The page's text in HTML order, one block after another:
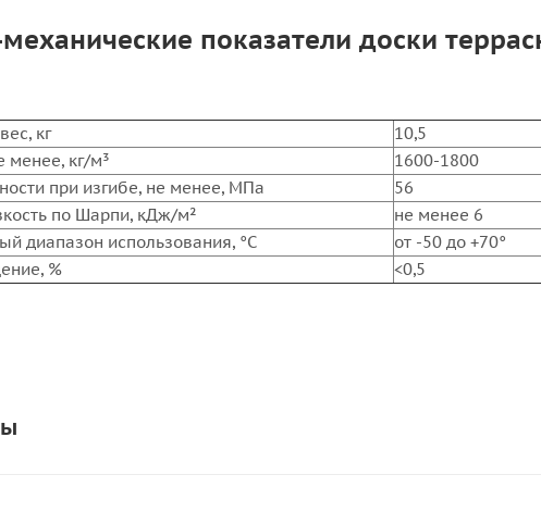
показатели доски
кг
10,5
менее, кг/м³
1600-1800
при изгибе, не менее, МПа
56
по Шарпи, кДж/м²
не менее 6
диапазон использования, °С
от -50 до +70°
%
<0,5